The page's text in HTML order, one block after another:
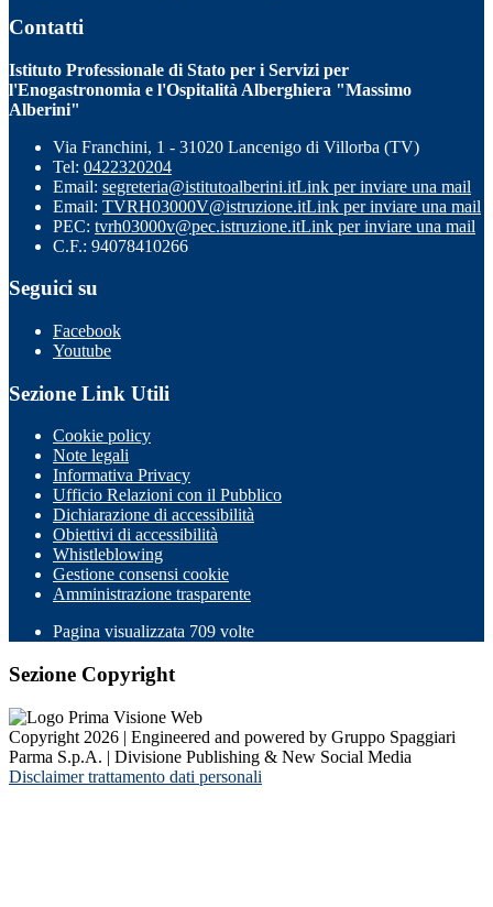
Contatti
Istituto Professionale di Stato per i Servizi per
l'Enogastronomia e l'Ospitalità Alberghiera "Massimo
Alberini"
Via Franchini, 1 - 31020 Lancenigo di Villorba (TV)
Tel: 0422320204
Email: segreteria@istitutoalberini.itLink per inviare una mail
Email: TVRH03000V@istruzione.itLink per inviare una mail
PEC: tvrh03000v@pec.istruzione.itLink per inviare una mail
C.F.: 94078410266
Seguici su
Facebook
Youtube
Sezione Link Utili
Cookie policy
Note legali
Informativa Privacy
Ufficio Relazioni con il Pubblico
Dichiarazione di accessibilità
Obiettivi di accessibilità
Whistleblowing
Gestione consensi cookie
Amministrazione trasparente
Pagina visualizzata 709 volte
Sezione Copyright
Copyright 2026 | Engineered and powered by Gruppo Spaggiari
Parma S.p.A. | Divisione Publishing & New Social Media
Disclaimer trattamento dati personali